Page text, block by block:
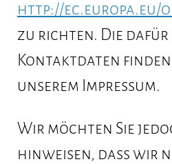
http://ec.europa.eu/
zu richten. Die
Kontaktdaten finden
unserem Impressum.
Wir möchten Sie
hinweisen, dass wir